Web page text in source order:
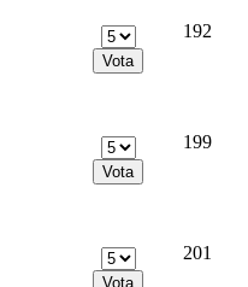
192
199
201